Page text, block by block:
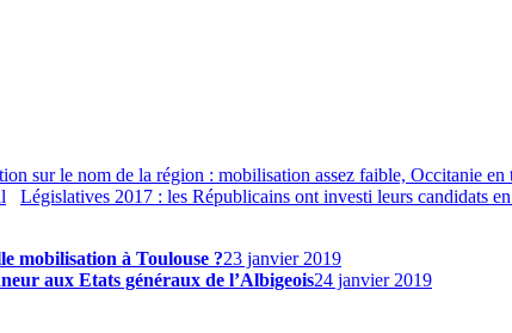
sur le nom de la région : mobilisation assez faible, Occitanie en
Législatives 2017 : les Républicains ont investi leurs candidats
mobilisation à Toulouse ?23 janvier 2019
aux Etats généraux de l’Albigeois24 janvier 2019